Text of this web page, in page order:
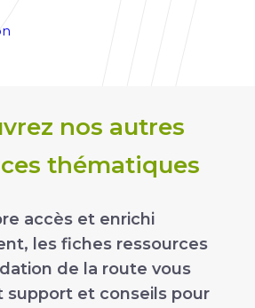
nos autres
thématiques
accès et enrichi
les fiches ressources
de la route vous
support et conseils pour